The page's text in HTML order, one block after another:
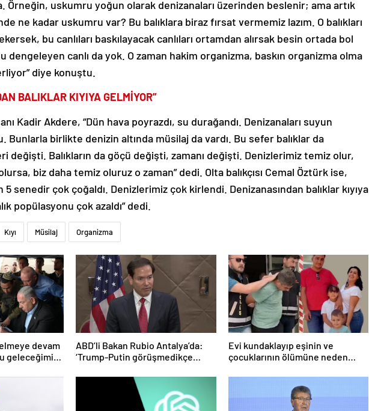
Örneğin, uskumru yoğun olarak denizanaları üzerinden beslenir; ama artık
ne kadar uskumru var? Bu balıklara biraz fırsat vermemiz lazım. O balıkları
bu canlıları baskılayacak canlıları ortamdan alırsak besin ortada bol
dengeleyen canlı da yok. O zaman hakim organizma, baskın organizma olma
diye konuştu.
BALIKLAR KIYIYA GELMİYOR”
Kadir Akdere, “Dün hava poyrazdı, su durağandı. Denizanaları suyun
Bunlarla birlikte denizin altında müsilaj da vardı. Bu sefer balıklar da
değişti. Balıkların da göçü değişti, zamanı değişti. Denizlerimiz temiz olur,
biz daha temiz oluruz o zaman” dedi. Olta balıkçısı Cemal Öztürk ise,
5 senedir çok çoğaldı. Denizlerimiz çok kirlendi. Denizanasından balıklar kıyıya
popülasyonu çok azaldı” dedi.
Kıyı Müsilaj Organizma
devam
geleceğimizi
ABD’li Bakan Rubio Antalya’da:
‘Trump-Putin görüşmedikçe
Evi kundaklayıp eşinin ve
çocuklarının ölümüne neden
çıktı